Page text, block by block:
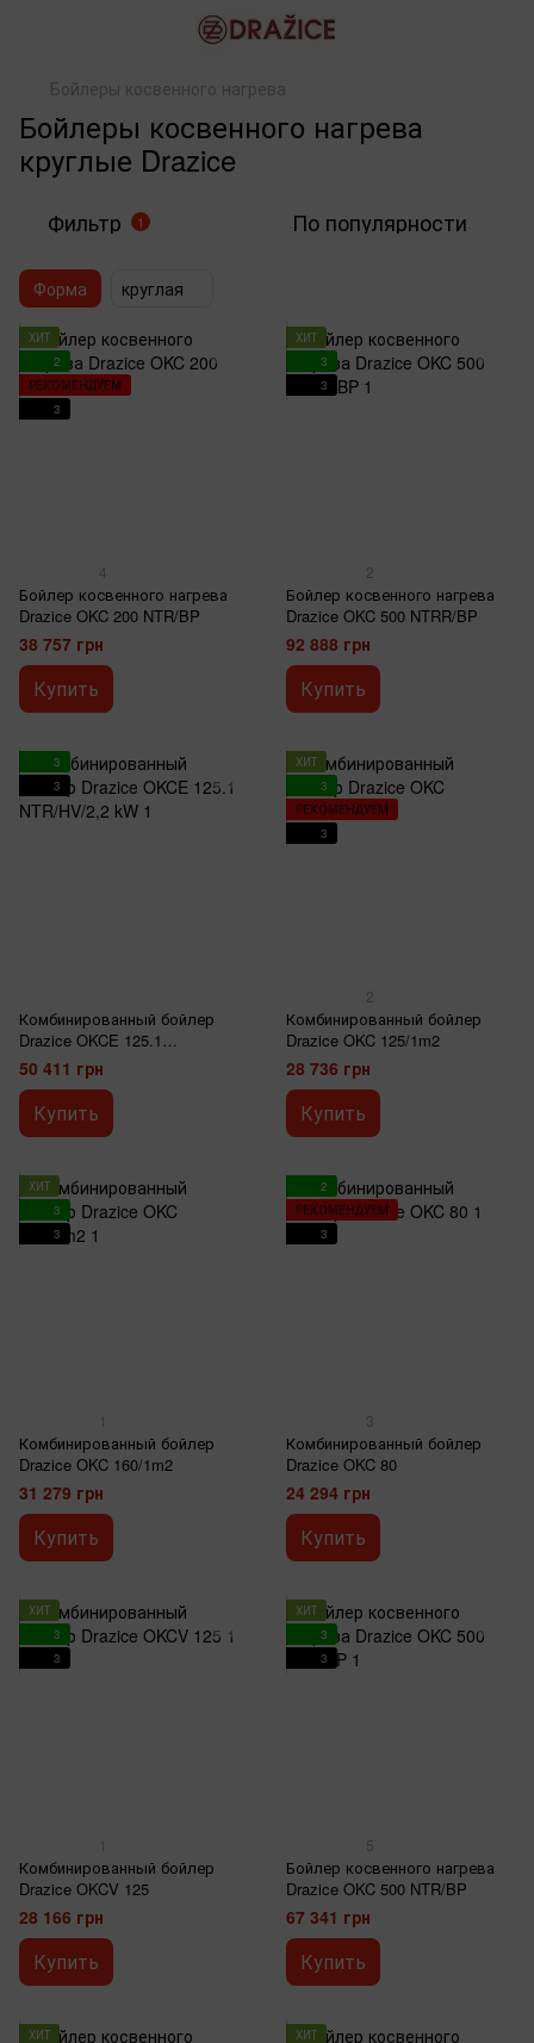
Бойлеры косвенного нагрева
Бойлеры косвенного нагрева
круглые Drazice
Фильтр 1 По популярности
Форма круглая
ХИТ
2
РЕКОМЕНДУЕМ
3
4
Бойлер косвенного нагрева
Drazice OKC 200 NTR/BP
38 757 грн
Купить
ХИТ
3
3
2
Бойлер косвенного нагрева
Drazice OKC 500 NTRR/BP
92 888 грн
Купить
3
3
Комбинированный бойлер
Drazice OKCE 125.1
NTR/HV/2,2 kW
50 411 грн
Купить
ХИТ
3
РЕКОМЕНДУЕМ
3
2
Комбинированный бойлер
Drazice OKC 125/1m2
28 736 грн
Купить
ХИТ
3
3
1
Комбинированный бойлер
Drazice OKC 160/1m2
31 279 грн
Купить
2
РЕКОМЕНДУЕМ
3
3
Комбинированный бойлер
Drazice OKC 80
24 294 грн
Купить
ХИТ
3
3
1
Комбинированный бойлер
Drazice OKCV 125
28 166 грн
Купить
ХИТ
3
3
5
Бойлер косвенного нагрева
Drazice OKC 500 NTR/BP
67 341 грн
Купить
ХИТ
ХИТ